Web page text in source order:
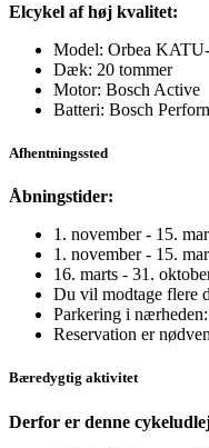
Elcykel af høj kvalitet:
Model: Orbea
Dæk: 20 tommer
Motor: Bosch Active
Batteri: Bosch
Afhentningssted
Åbningstider:
1. november - 15.
1. november - 15.
16. marts - 31.
Du vil modtage flere
Parkering i nærheden:
Reservation er
Bæredygtig aktivitet
Derfor er denne